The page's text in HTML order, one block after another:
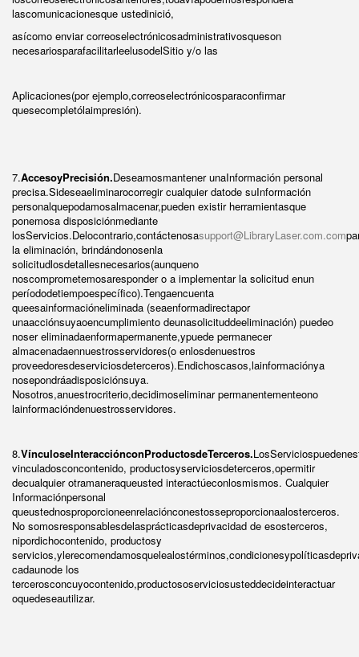
lascomunicacionesque ustedinició,
asícomo enviar correoselectrónicosadministrativosqueson
necesariosparafacilitarleelusodelSitio y/o las
Aplicaciones(por ejemplo,correoselectrónicosparaconfirmar
quesecompletólaimpresión).
7.AccesoyPrecisión.Deseamosmantener unaInformación personal
precisa.Sideseaeliminarocorregir cualquier datode suInformación
personalquepodamosalmacenar,pueden existir herramientasque
ponemosa disposiciónmediante
losServicios.Delocontrario,contáctenosasupport@LibraryLaser.com.com
la eliminación, brindándonosenla
solicitudlosdetallesnecesarios(aunqueno
noscomprometemosaresponder o a implementar la solicitud enun
períododetiempoespecífico).Tengaencuenta
queesainformacióneliminada (seaenformadirectapor
unaacciónsuyaoencumplimiento deunasolicituddeeliminación) puedeo
noser eliminadaenformapermanente,ypuede permanecer
almacenadaennuestrosservidores(o enlosdenuestros
proveedoresdeserviciosdeterceros).Endichoscasos,lainformaciónya
nosepondráadisposiciónsuya.
Nosotros,anuestrocriterio,decidimoseliminar permanentementeono
lainformacióndenuestrosservidores.
8.VínculoseInteracciónconProductosdeTerceros.
vinculadosconcontenido, productosyserviciosdeterceros,opermitir
decualquier otramaneraqueusted interactúeconlosmismos. Cualquier
Informaciónpersonal
queustednosproporcioneenrelaciónconestosseproporcionaalosterceros.
No somosresponsablesdelasprácticasdeprivacidad de esosterceros,
nipordichocontenido, productosy
cadaunode los
tercerosconcuyocontenido,productososerviciosusteddecideinteractuar
oquedeseautilizar.